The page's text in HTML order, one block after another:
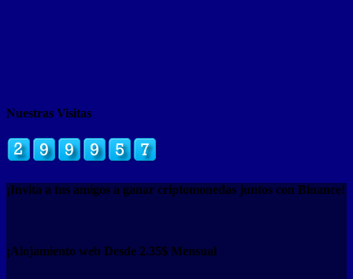
Nuestras Visitas
¡Invita a tus amigos a ganar criptomonedas juntos con Binance!
¡Alojamiento web Desde 2.35$ Mensual